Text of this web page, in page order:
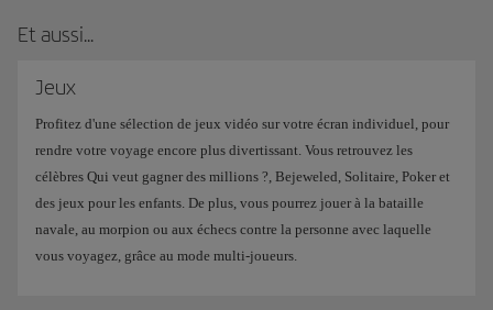
Et aussi...
Jeux
Profitez d'une sélection de jeux vidéo sur votre écran individuel, pour
rendre votre voyage encore plus divertissant. Vous retrouvez les
célèbres Qui veut gagner des millions ?, Bejeweled, Solitaire, Poker et
des jeux pour les enfants. De plus, vous pourrez jouer à la bataille
navale, au morpion ou aux échecs contre la personne avec laquelle
vous voyagez, grâce au mode multi-joueurs.